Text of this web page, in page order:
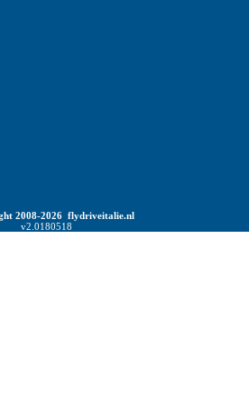
2008-2026 flydriveitalie.nl
v2.0180518